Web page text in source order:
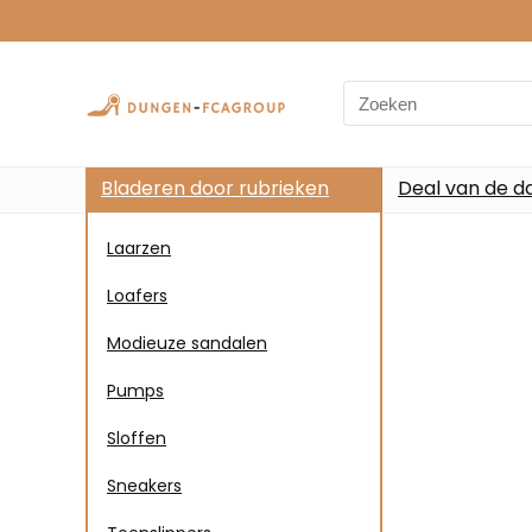
Bladeren door rubrieken
Laarzen
Loafers
Modieuze sandalen
Pumps
Sloffen
Sneakers
Deal van de